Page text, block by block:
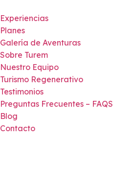
al
contenido
Experiencias
Planes
Galería de Aventuras
Sobre Turem
Nuestro Equipo
Turismo Regenerativo
Testimonios
Preguntas Frecuentes – FAQS
Blog
Contacto